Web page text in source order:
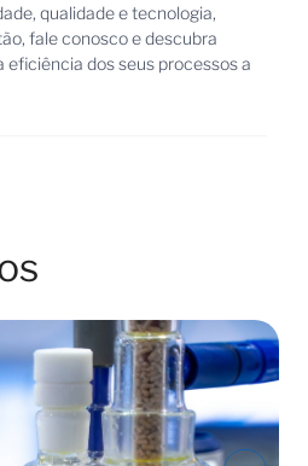
qualidade e tecnologia,
fale conosco e descubra
eficiência dos seus processos a